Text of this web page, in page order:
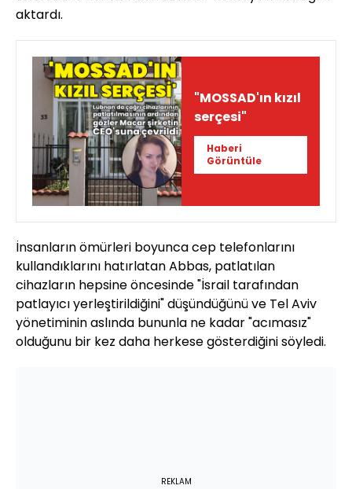
aktardı.
"MOSSAD'ın kızıl
serçesi"
Haberi
Görüntüle
İnsanların ömürleri boyunca cep telefonlarını
kullandıklarını hatırlatan Abbas, patlatılan
cihazların hepsine öncesinde "İsrail tarafından
patlayıcı yerleştirildiğini" düşündüğünü ve Tel Aviv
yönetiminin aslında bununla ne kadar "acımasız"
olduğunu bir kez daha herkese gösterdiğini söyledi.
REKLAM